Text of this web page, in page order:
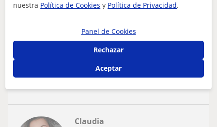
motiven y consigan motivarse con la
que le gusta consiguiendo captar tu ate...
Claudia
nuestra Política de Cookies y Política de Privacidad.
Panel de Cookies
Rechazar
Aceptar